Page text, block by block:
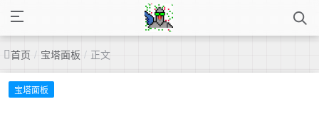
首页 / 宝塔面板 / 正文
宝塔面板